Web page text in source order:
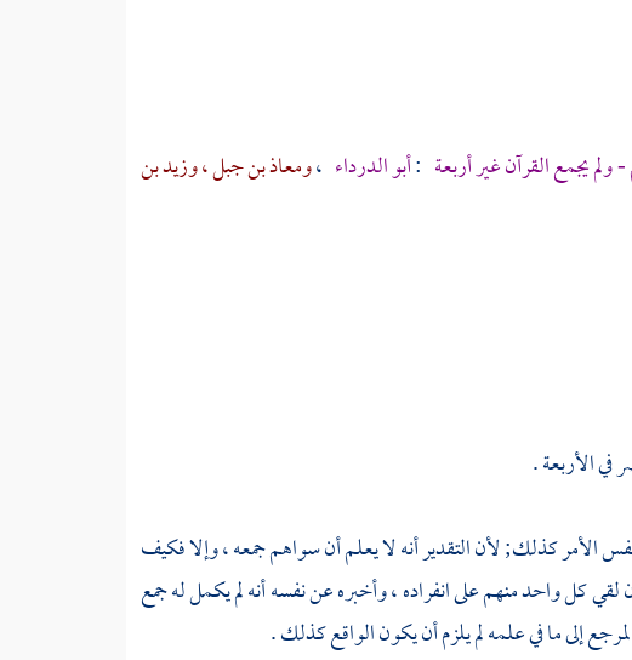
يجمع القرآن غير أربعة :أبو الدرداء ،ومعاذ بن جبل، وزيد بن
في الأربعة .
الأمر كذلك; لأن التقدير أنه لا يعلم أن سواهم جمعه ، وإلا فكيف
كل واحد منهم على انفراده ، وأخبره عن نفسه أنه لم يكمل له جمع
إلى ما في علمه لم يلزم أن يكون الواقع كذلك .